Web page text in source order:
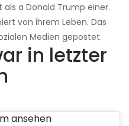
a Donald Trump einer.
von ihrem Leben. Das
Medien gepostet.
in letzter
ansehen